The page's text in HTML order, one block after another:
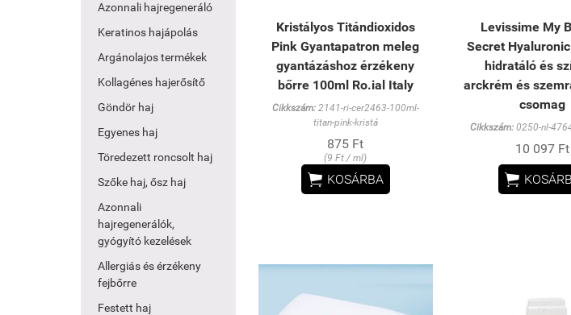
Azonnali hajregeneráló
Keratinos hajápolás
Argánolajos termékek
Kollagénes hajerősítő
Göndör haj
Egyenes haj
Töredezett roncsolt haj
Szőke haj, ősz haj
Azonnali
hajregenerálók,
gyógyító kezelések
Allergiás és érzékeny
fejbőrre
Festett haj
Kristályos Titándioxidos
Pink Gyantapatron meleg
gyantázáshoz érzékeny
bőrre 100ml Ro.ial Italy
Cikkszám:2141-ri-cer2463-100ml-
titan-pink-kristá
875 Ft
(9 Ft / ml)
 KOSÁRBA
Levissime My
Secret
hidratáló és
arckrém és
csomag
Cikkszám: 0250-nl-
10 097 Ft
